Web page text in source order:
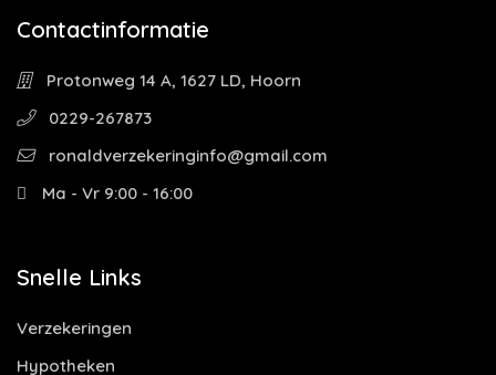
Contactinformatie
Protonweg 14 A, 1627 LD, Hoorn
0229-267873
ronaldverzekeringinfo@gmail.com
Ma - Vr 9:00 - 16:00
Snelle Links
Verzekeringen
Hypotheken